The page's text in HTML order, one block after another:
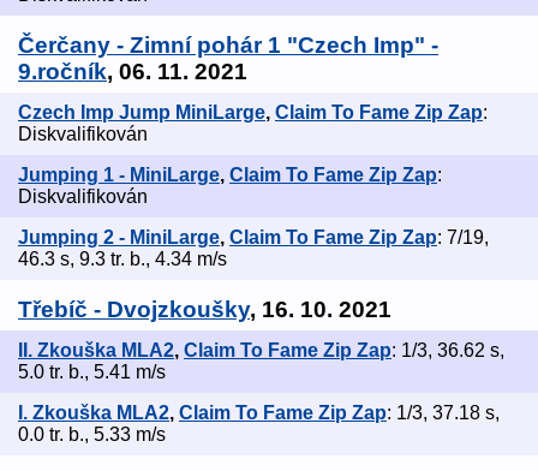
Čerčany - Zimní pohár 1 "Czech Imp" -
9.ročník, 06. 11. 2021
Czech Imp Jump MiniLarge, Claim To Fame Zip Zap:
Diskvalifikován
Jumping 1 - MiniLarge, Claim To Fame Zip Zap:
Diskvalifikován
Jumping 2 - MiniLarge, Claim To Fame Zip Zap: 7/19,
46.3 s, 9.3 tr. b., 4.34 m/s
Třebíč - Dvojzkoušky, 16. 10. 2021
II. Zkouška MLA2, Claim To Fame Zip Zap: 1/3, 36.62 s,
5.0 tr. b., 5.41 m/s
I. Zkouška MLA2, Claim To Fame Zip Zap: 1/3, 37.18 s,
0.0 tr. b., 5.33 m/s